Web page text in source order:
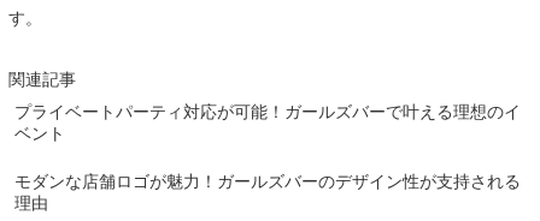
す。
関連記事
プライベートパーティ対応が可能！ガールズバーで叶える理想のイ
ベント
モダンな店舗ロゴが魅力！ガールズバーのデザイン性が支持される
理由